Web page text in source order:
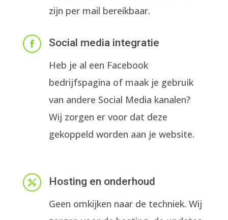
zijn per mail bereikbaar.

Social media integratie
Heb je al een Facebook
bedrijfspagina of maak je gebruik
van andere Social Media kanalen?
Wij zorgen er voor dat deze
gekoppeld worden aan je website.

Hosting en onderhoud
Geen omkijken naar de techniek. Wij